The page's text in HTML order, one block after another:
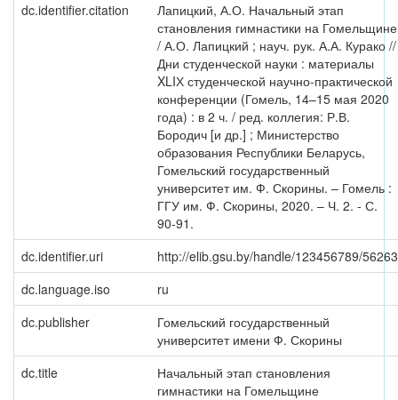
dc.identifier.citation
Лапицкий, А.О. Начальный этап
становления гимнастики на Гомельщине
/ А.О. Лапицкий ; науч. рук. А.А. Курако //
Дни студенческой науки : материалы
XLIХ студенческой научно-практической
конференции (Гомель, 14–15 мая 2020
года) : в 2 ч. / ред. коллегия: Р.В.
Бородич [и др.] ; Министерство
образования Республики Беларусь,
Гомельский государственный
университет им. Ф. Скорины. – Гомель :
ГГУ им. Ф. Скорины, 2020. – Ч. 2. - С.
90-91.
dc.identifier.uri
http://elib.gsu.by/handle/123456789/56263
dc.language.iso
ru
dc.publisher
Гомельский государственный
университет имени Ф. Скорины
dc.title
Начальный этап становления
гимнастики на Гомельщине